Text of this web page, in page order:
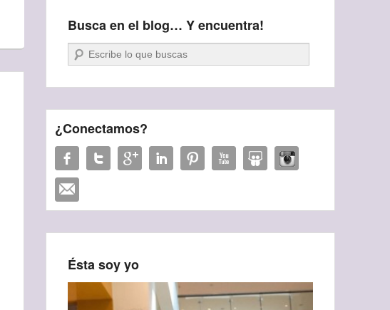
Busca en el blog… Y encuentra!
Buscar
¿Conectamos?
Ésta soy yo